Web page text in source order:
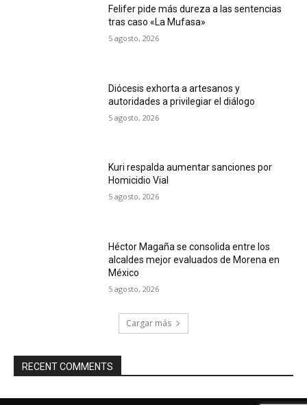
Felifer pide más dureza a las sentencias
tras caso «La Mufasa»
5 agosto, 2026
Diócesis exhorta a artesanos y
autoridades a privilegiar el diálogo
5 agosto, 2026
Kuri respalda aumentar sanciones por
Homicidio Vial
5 agosto, 2026
Héctor Magaña se consolida entre los
alcaldes mejor evaluados de Morena en
México
5 agosto, 2026
Cargar más
RECENT COMMENTS